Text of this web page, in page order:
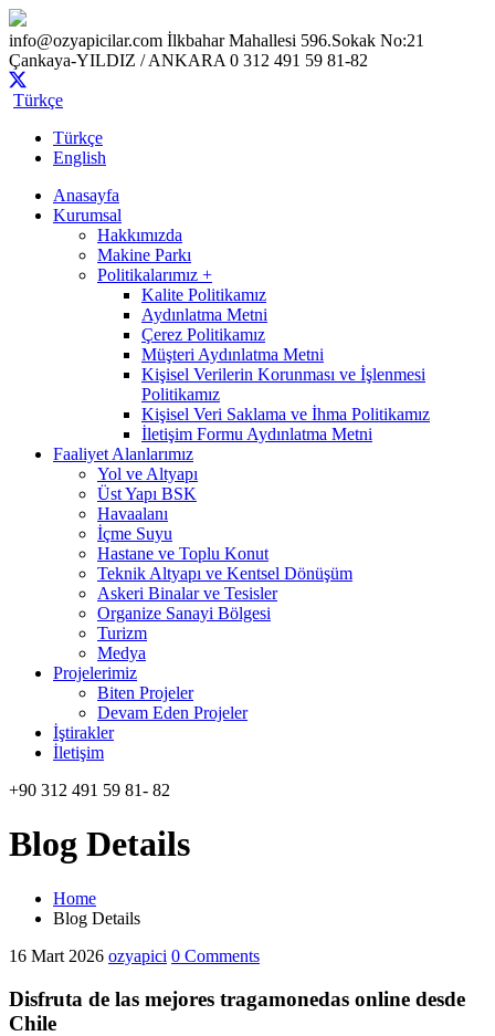
info@ozyapicilar.com İlkbahar Mahallesi 596.Sokak No:21
Çankaya-YILDIZ / ANKARA 0 312 491 59 81-82
Türkçe
Türkçe
English
Anasayfa
Kurumsal
Hakkımızda
Makine Parkı
Politikalarımız +
Kalite Politikamız
Aydınlatma Metni
Çerez Politikamız
Müşteri Aydınlatma Metni
Kişisel Verilerin Korunması ve İşlenmesi
Politikamız
Kişisel Veri Saklama ve İhma Politikamız
İletişim Formu Aydınlatma Metni
Faaliyet Alanlarımız
Yol ve Altyapı
Üst Yapı BSK
Havaalanı
İçme Suyu
Hastane ve Toplu Konut
Teknik Altyapı ve Kentsel Dönüşüm
Askeri Binalar ve Tesisler
Organize Sanayi Bölgesi
Turizm
Medya
Projelerimiz
Biten Projeler
Devam Eden Projeler
İştirakler
İletişim
+90 312 491 59 81- 82
Blog Details
Home
Blog Details
16 Mart 2026 ozyapici 0 Comments
Disfruta de las mejores tragamonedas online desde
Chile